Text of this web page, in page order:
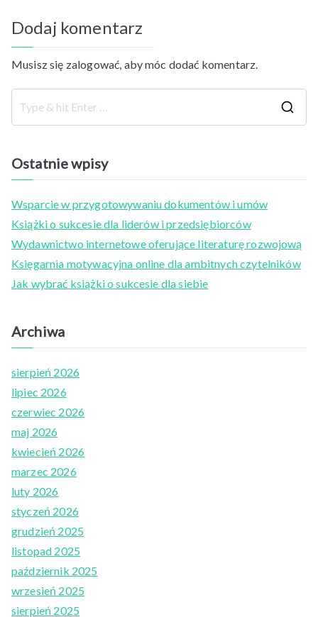
Dodaj komentarz
Musisz się zalogować, aby móc dodać komentarz.
Ostatnie wpisy
Wsparcie w przygotowywaniu dokumentów i umów
Książki o sukcesie dla liderów i przedsiębiorców
Wydawnictwo internetowe oferujące literaturę rozwojową
Księgarnia motywacyjna online dla ambitnych czytelników
Jak wybrać książki o sukcesie dla siebie
Archiwa
sierpień 2026
lipiec 2026
czerwiec 2026
maj 2026
kwiecień 2026
marzec 2026
luty 2026
styczeń 2026
grudzień 2025
listopad 2025
październik 2025
wrzesień 2025
sierpień 2025